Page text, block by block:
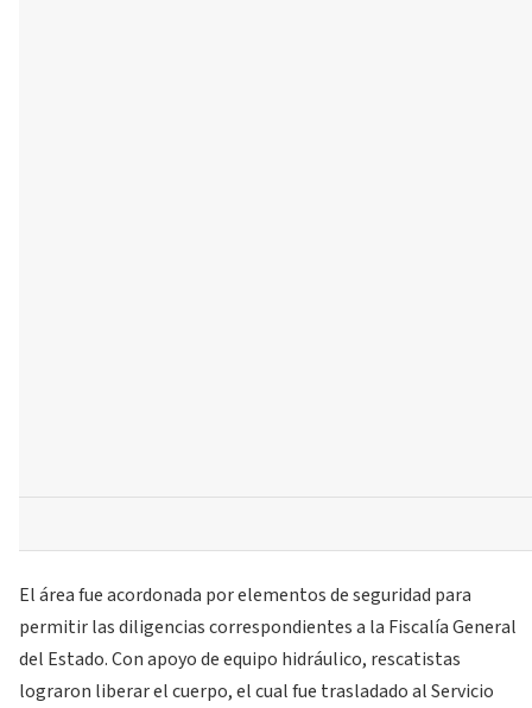
El área fue acordonada por elementos de seguridad para
permitir las diligencias correspondientes a la Fiscalía General
del Estado. Con apoyo de equipo hidráulico, rescatistas
lograron liberar el cuerpo, el cual fue trasladado al Servicio